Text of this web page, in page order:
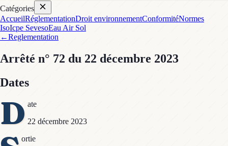
Catégories
AccueilRéglementationDroit environnementConformitéNormes
IsoIcpe SevesoEau Air Sol
←Reglementation
Arrêté n° 72 du 22 décembre 2023
Dates
D ate
22 décembre 2023
ortie